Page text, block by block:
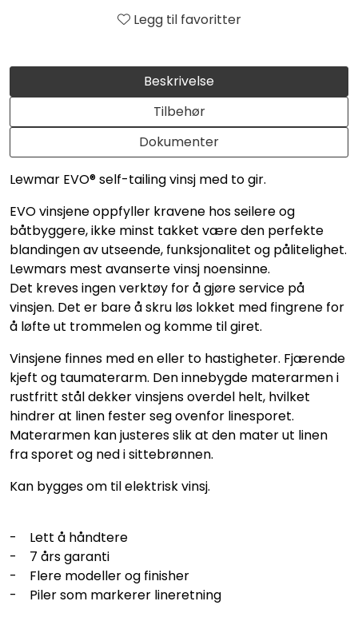
Beskrivelse
Tilbehør
Dokumenter
Lewmar EVO® self-tailing vinsj med to gir.
EVO vinsjene oppfyller kravene hos seilere og
båtbyggere, ikke minst takket være den perfekte
blandingen av utseende, funksjonalitet og pålitelighet.
Lewmars mest avanserte vinsj noensinne.
Det kreves ingen verktøy for å gjøre service på
vinsjen. Det er bare å skru løs lokket med fingrene for
å løfte ut trommelen og komme til giret.
Vinsjene finnes med en eller to hastigheter. Fjærende
kjeft og taumaterarm. Den innebygde materarmen i
rustfritt stål dekker vinsjens overdel helt, hvilket
hindrer at linen fester seg ovenfor linesporet.
Materarmen kan justeres slik at den mater ut linen
fra sporet og ned i sittebrønnen.
Kan bygges om til elektrisk vinsj.
- Lett å håndtere
- 7 års garanti
- Flere modeller og finisher
- Piler som markerer lineretning
Legg til favoritter